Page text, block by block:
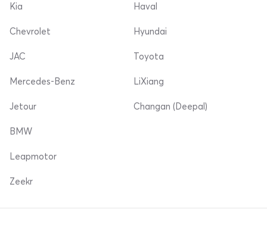
Kia
Chevrolet
Haval
Hyundai
JAC
Mercedes-Benz
Jetour
Toyota
LiXiang
Changan (Deepal)
BMW
Leapmotor
Zeekr